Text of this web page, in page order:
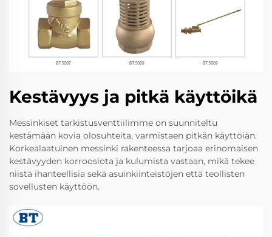
Kestävyys ja pitkä käyttöikä
Messinkiset tarkistusventtiilimme on suunniteltu
kestämään kovia olosuhteita, varmistaen pitkän käyttöiän.
Korkealaatuinen messinki rakenteessa tarjoaa erinomaisen
kestävyyden korroosiota ja kulumista vastaan, mikä tekee
niistä ihanteellisia sekä asuinkiinteistöjen että teollisten
sovellusten käyttöön.